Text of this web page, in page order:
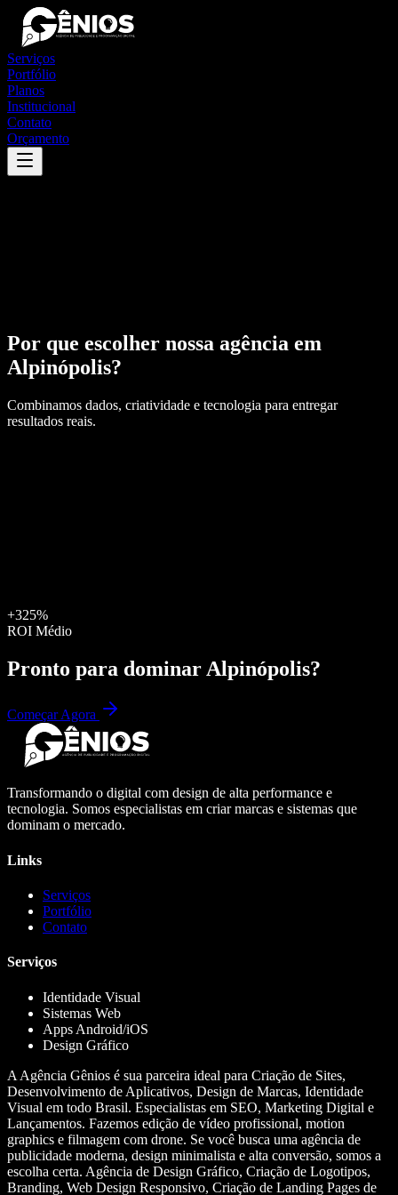
Serviços
Portfólio
Planos
Institucional
Contato
Orçamento
Por que escolher nossa agência em
Alpinópolis?
Combinamos dados, criatividade e tecnologia para entregar
resultados reais.
+325%
ROI Médio
Pronto para dominar Alpinópolis?
Começar Agora
Transformando o digital com design de alta performance e
tecnologia. Somos especialistas em criar marcas e sistemas que
dominam o mercado.
Links
Serviços
Portfólio
Contato
Serviços
Identidade Visual
Sistemas Web
Apps Android/iOS
Design Gráfico
A Agência Gênios é sua parceira ideal para Criação de Sites,
Desenvolvimento de Aplicativos, Design de Marcas, Identidade
Visual em todo Brasil. Especialistas em SEO, Marketing Digital e
Lançamentos. Fazemos edição de vídeo profissional, motion
graphics e filmagem com drone. Se você busca uma agência de
publicidade moderna, design minimalista e alta conversão, somos a
escolha certa. Agência de Design Gráfico, Criação de Logotipos,
Branding, Web Design Responsivo, Criação de Landing Pages de